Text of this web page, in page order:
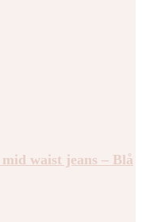
waist jeans – Blå